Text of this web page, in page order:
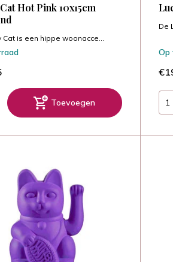
Hot Pink 10x15cm
Cat is een hippe woonacce...
Toevoegen
De
Op